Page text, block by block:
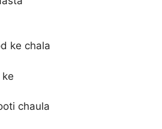
ke chala
chaula